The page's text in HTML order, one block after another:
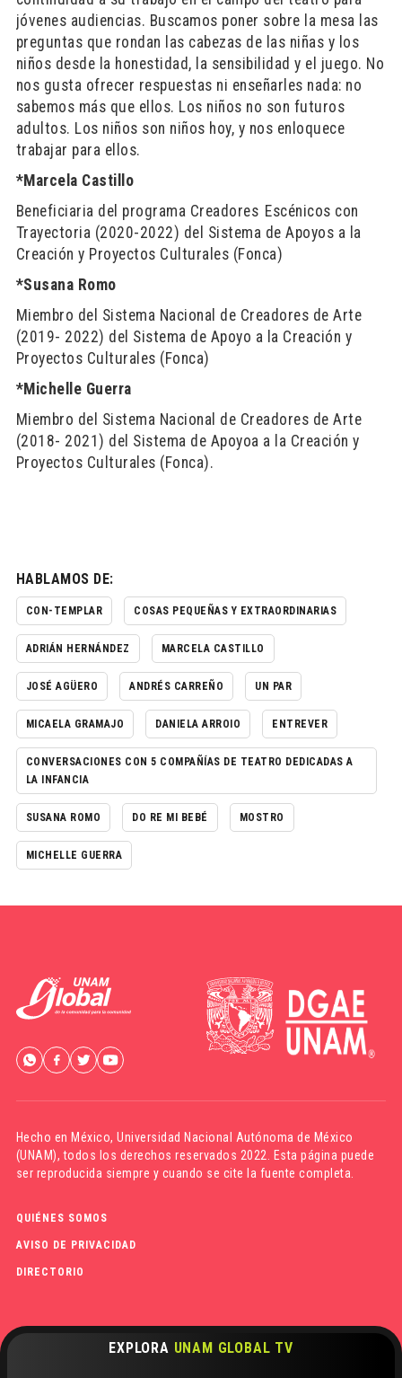
EXPLORA UNAM GLOBAL TV
jóvenes audiencias. Buscamos poner sobre la mesa las
preguntas que rondan las cabezas de las niñas y los
niños desde la honestidad, la sensibilidad y el juego. No
nos gusta ofrecer respuestas ni enseñarles nada: no
sabemos más que ellos. Los niños no son futuros
adultos. Los niños son niños hoy, y nos enloquece
trabajar para ellos.
*Marcela Castillo
Beneficiaria del programa Creadores Escénicos con
Trayectoria (2020-2022) del Sistema de Apoyos a la
Creación y Proyectos Culturales (Fonca)
*Susana Romo
Miembro del Sistema Nacional de Creadores de Arte
(2019- 2022) del Sistema de Apoyo a la Creación y
Proyectos Culturales (Fonca)
*Michelle Guerra
Miembro del Sistema Nacional de Creadores de Arte
(2018- 2021) del Sistema de Apoyoa a la Creación y
Proyectos Culturales (Fonca).
HABLAMOS DE:
CON-TEMPLAR COSAS PEQUEÑAS Y EXTRAORDINARIAS
ADRIÁN HERNÁNDEZ MARCELA CASTILLO
JOSÉ AGÜERO ANDRÉS CARREÑO UN PAR
MICAELA GRAMAJO DANIELA ARROIO ENTREVER
CONVERSACIONES CON 5 COMPAÑÍAS DE TEATRO DEDICADAS A
LA INFANCIA
SUSANA ROMO DO RE MI BEBÉ MOSTRO
MICHELLE GUERRA
Hecho en México,Universidad Nacional Autónoma de México
(UNAM), todos los derechos reservados 2022. Esta página puede
ser reproducida siempre y cuando se cite la fuente completa.
QUIÉNES SOMOS
AVISO DE PRIVACIDAD
DIRECTORIO